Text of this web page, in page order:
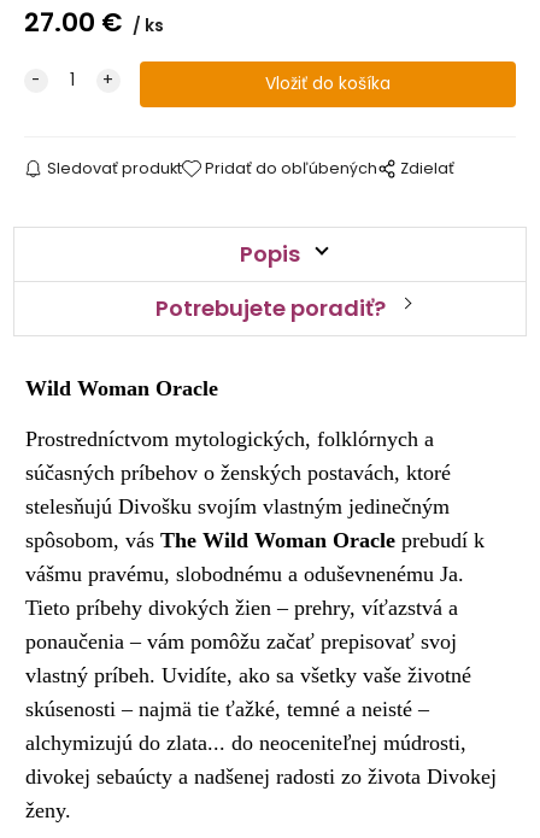
27.00 € ks
Sledovať produkt Pridať do obľúbených Zdielať
Popis
Potrebujete poradiť?
Wild Woman Oracle
Prostredníctvom mytologických, folklórnych a
súčasných príbehov o ženských postavách, ktoré
stelesňujú Divošku svojím vlastným jedinečným
spôsobom, vásThe Wild Woman Oracle prebudí k
vášmu pravému, slobodnému a oduševnenému Ja.
Tieto príbehy divokých žien – prehry, víťazstvá a
ponaučenia – vám pomôžu začať prepisovať svoj
vlastný príbeh. Uvidíte, ako sa všetky vaše životné
skúsenosti – najmä tie ťažké, temné a neisté –
alchymizujú do zlata... do neoceniteľnej múdrosti,
divokej sebaúcty a nadšenej radosti zo života Divokej
ženy.